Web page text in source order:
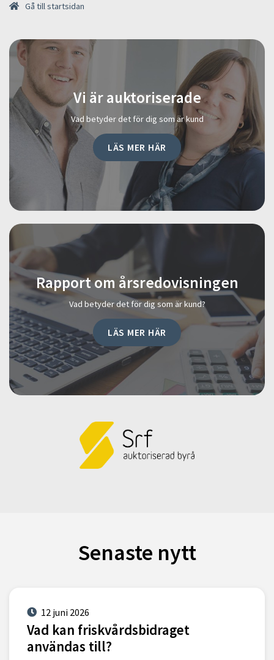
Gå till startsidan
Vi är auktoriserade
Vad betyder det för dig som är kund
LÄS MER HÄR
Rapport om årsredovisningen
Vad betyder det för dig som är kund?
LÄS MER HÄR
Senaste nytt
12 juni 2026
Vad kan friskvårdsbidraget
användas till?